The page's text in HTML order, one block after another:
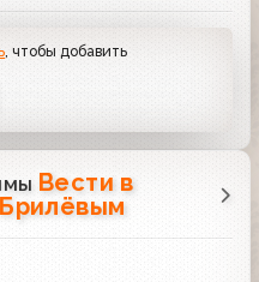
, чтобы добавить
Вести в